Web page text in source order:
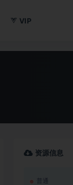
VIP
资源信息
普通